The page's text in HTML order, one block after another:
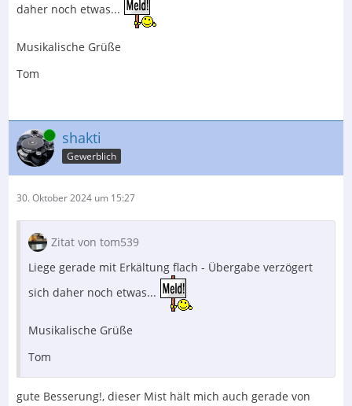
daher noch etwas...
Musikalische Grüße
Tom
Online shakti
Gewerblich
30. Oktober 2024 um 15:27
Zitat von tom539
Liege gerade mit Erkältung flach - Übergabe verzögert
sich daher noch etwas...
Musikalische Grüße
Tom
gute Besserung!, dieser Mist hält mich auch gerade von